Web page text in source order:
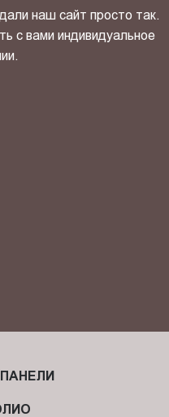
наш сайт просто так.
с вами индивидуальное